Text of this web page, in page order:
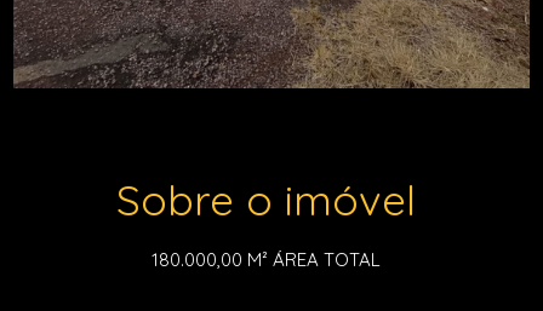
Sobre o imóvel
180.000,00 M² ÁREA TOTAL